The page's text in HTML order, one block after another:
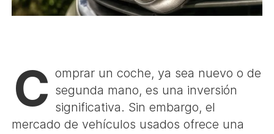
C omprar un coche, ya sea nuevo o de
segunda mano, es una inversión
significativa. Sin embargo, el
mercado de vehículos usados ofrece una